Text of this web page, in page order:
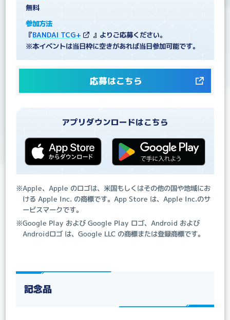
無料
参加方法
『BANDAI TCG+ 』よりご応募ください。
※本イベントは当日枠に空きがあれば当日参加可能です。
応募はこちら
アプリダウンロードはこちら
※Apple、Apple のロゴは、米国もしくはその他の国や地域にお
ける Apple Inc. の商標です。App Store は、Apple Inc.のサ
ービスマークです。
※Google Play および Google Play ロゴ、Android および
Androidロゴ は、Google LLC の商標または登録商標です。
記念品